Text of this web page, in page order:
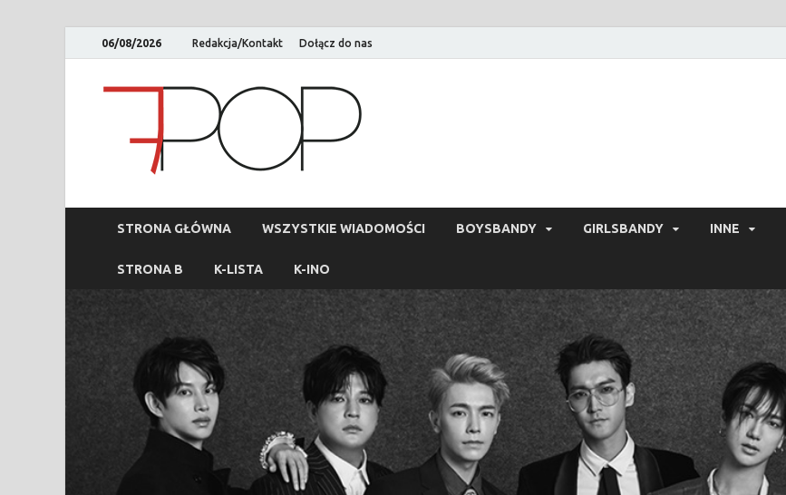
06/08/2026 Redakcja/Kontakt Dołącz do nas
STRONA GŁÓWNA WSZYSTKIE WIADOMOŚCI BOYSBANDY GIRLSBANDY INNE
STRONA B K-LISTA K-INO